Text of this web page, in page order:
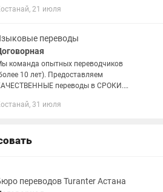
документов. Перевожу с 2016
21 июля
переводы
команда опытных переводчиков
10 лет). Предоставляем
переводы в СРОКИ.
НАПИШИТЕ И ПОЛУЧИТЕ
31 июля
переводов Turanter Астана